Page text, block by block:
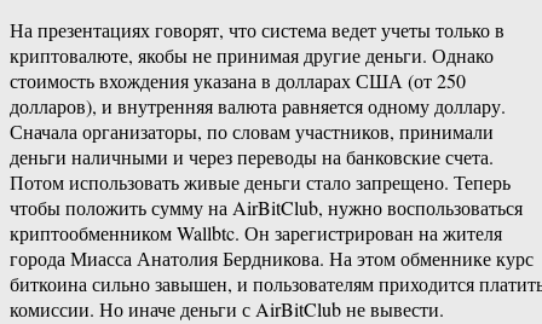
На презентациях говорят, что система ведет учеты только в
криптовалюте, якобы не принимая другие деньги. Однако
стоимость вхождения указана в долларах США (от 250
долларов), и внутренняя валюта равняется одному доллару.
Сначала организаторы, по словам участников, принимали
деньги наличными и через переводы на банковские счета.
Потом использовать живые деньги стало запрещено. Теперь
чтобы положить сумму на AirBitClub, нужно воспользоваться
криптообменником Wallbtc. Он зарегистрирован на жителя
города Миасса Анатолия Бердникова. На этом обменнике курс
биткоина сильно завышен, и пользователям приходится
комиссии. Но иначе деньги с AirBitClub не вывести.